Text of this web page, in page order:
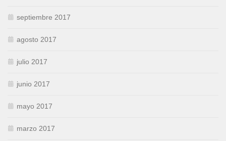
septiembre 2017
agosto 2017
julio 2017
junio 2017
mayo 2017
marzo 2017